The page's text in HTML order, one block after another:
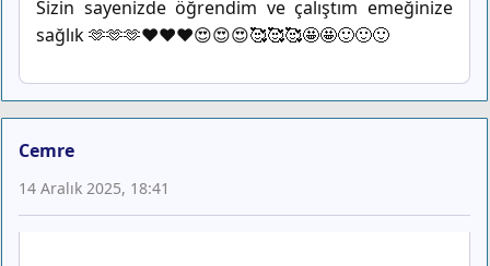
Sizin sayenizde öğrendim ve çalıştım emeğinize
sağlık 🫶🫶🫶♥️♥️♥️😍😍😍🥰🥰🥰🤩🤩🙂🙂🙂
Cemre
14 Aralık 2025, 18:41